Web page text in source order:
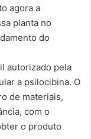
agora a
planta no
do
autorizado pela
a psilocibina. O
de materiais,
com o
o produto